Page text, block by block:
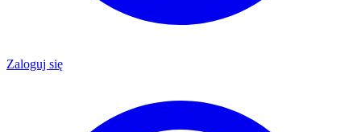
Zaloguj się